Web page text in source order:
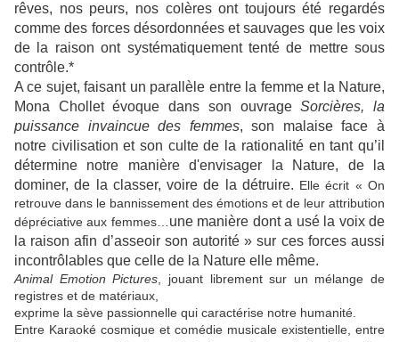
rêves, nos peurs, nos colères ont toujours été regardés
comme des forces désordonnées et sauvages que les voix
de la raison ont systématiquement tenté de mettre sous
contrôle.*
A ce sujet, faisant un parallèle entre la femme et la Nature,
Mona Chollet évoque dans son ouvrageSorcières, la
puissance invaincue des femmes, son malaise face à
notre civilisation et son culte de la rationalité en tant qu’il
détermine notre manière d'envisager la Nature, de la
dominer, de la classer, voire de la détruire. Elle écrit « On
retrouve dans le bannissement des émotions et de leur attribution
dépréciative aux femmes… une manière dont a usé la voix de
la raison afin d’asseoir son autorité » sur ces forces aussi
incontrôlables que celle de la Nature elle même.
Animal Emotion Pictures , jouant librement sur un mélange de
registres et de matériaux,
exprime la sève passionnelle qui caractérise notre humanité.
Entre Karaoké cosmique et comédie musicale existentielle, entre